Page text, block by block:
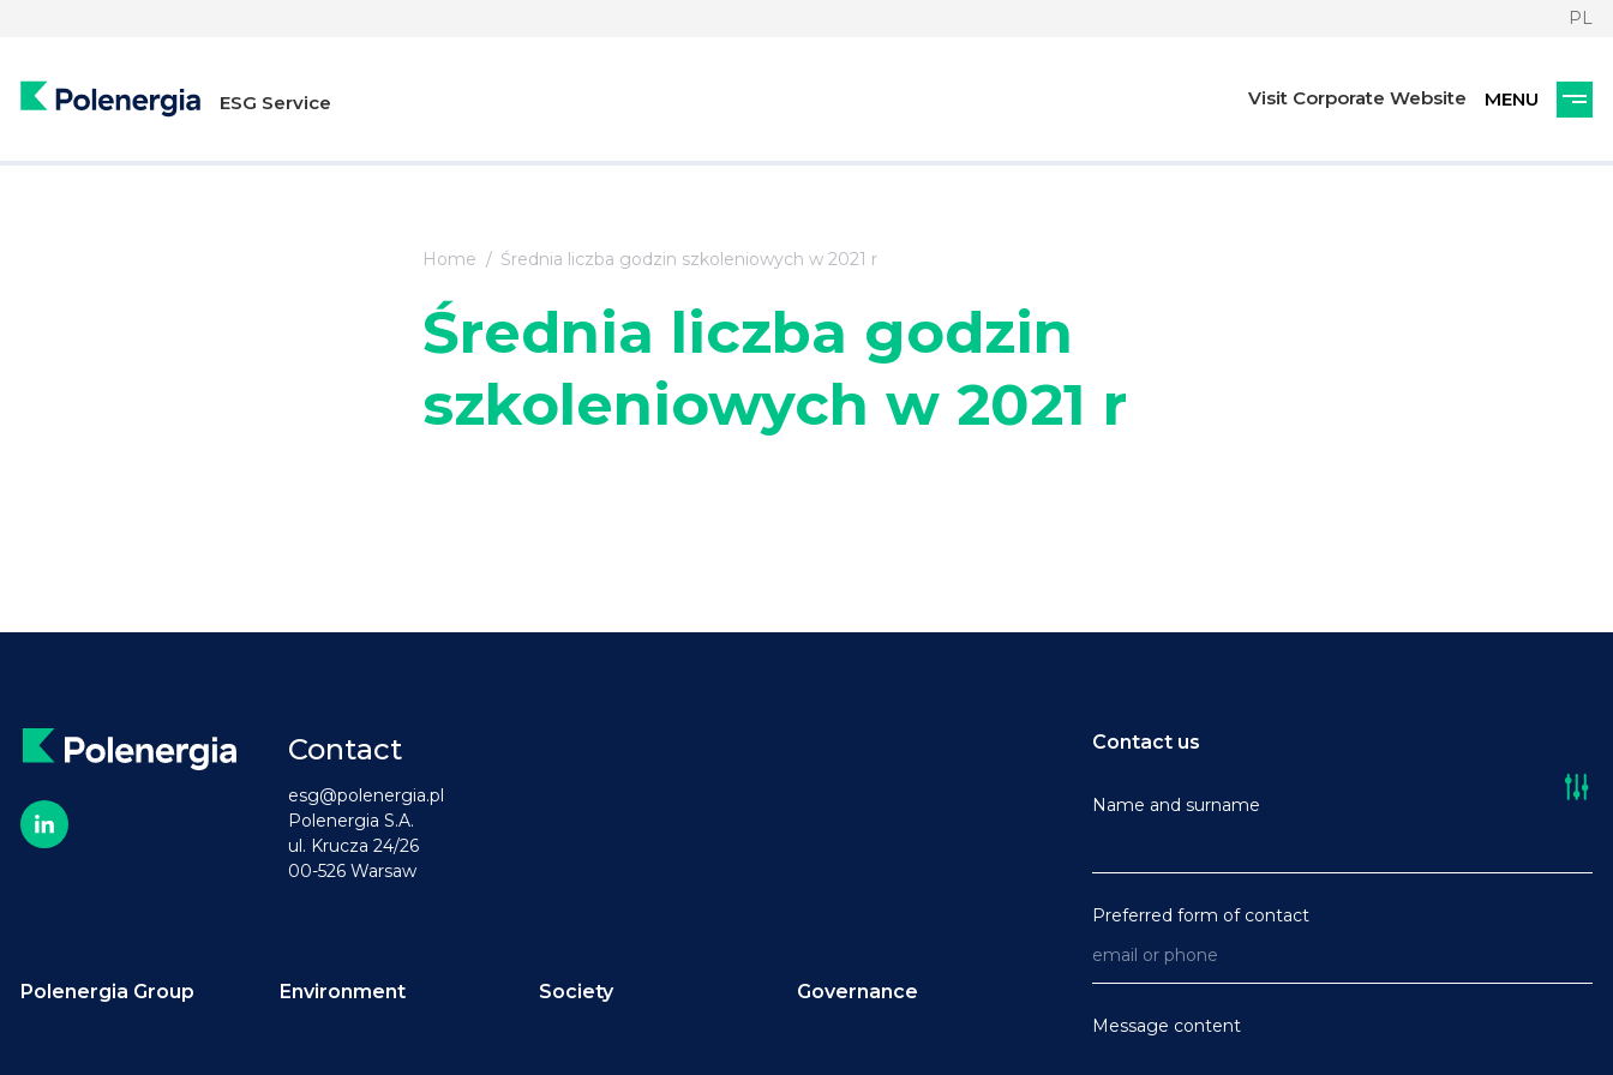
PL
ESG Service Visit Corporate Website
Home Średnia liczba godzin szkoleniowych w 2021 r
Średnia liczba godzin
szkoleniowych w 2021 r
Contact
esg@polenergia.pl
Polenergia S.A.
ul. Krucza 24/26
00-526 Warsaw
Polenergia Group Environment Society Governance
Contact us
Name and surname
Preferred form of contact
Message content